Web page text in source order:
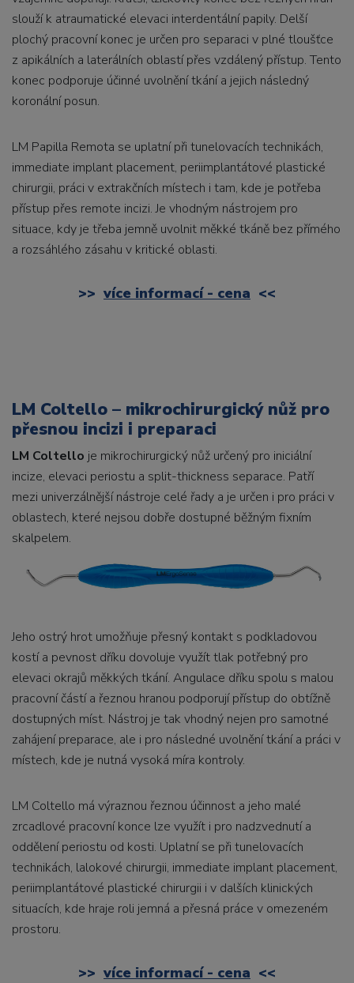
slouží k atraumatické elevaci interdentální papily. Delší
plochý pracovní konec je určen pro separaci v plné tloušťce
z apikálních a laterálních oblastí přes vzdálený přístup. Tento
konec podporuje účinné uvolnění tkání a jejich následný
koronální posun.
LM Papilla Remota se uplatní při tunelovacích technikách,
immediate implant placement, periimplantátové plastické
chirurgii, práci v extrakčních místech i tam, kde je potřeba
přístup přes remote incizi. Je vhodným nástrojem pro
situace, kdy je třeba jemně uvolnit měkké tkáně bez přímého
a rozsáhlého zásahu v kritické oblasti.
>> více informací - cena <<
LM Coltello – mikrochirurgický nůž pro
přesnou incizi i preparaci
LM Coltello je mikrochirurgický nůž určený pro iniciální
incize, elevaci periostu a split-thickness separace. Patří
mezi univerzálnější nástroje celé řady a je určen i pro práci v
oblastech, které nejsou dobře dostupné běžným fixním
skalpelem.
Jeho ostrý hrot umožňuje přesný kontakt s podkladovou
kostí a pevnost dříku dovoluje využít tlak potřebný pro
elevaci okrajů měkkých tkání. Angulace dříku spolu s malou
pracovní částí a řeznou hranou podporují přístup do obtížně
dostupných míst. Nástroj je tak vhodný nejen pro samotné
zahájení preparace, ale i pro následné uvolnění tkání a práci v
místech, kde je nutná vysoká míra kontroly.
LM Coltello má výraznou řeznou účinnost a jeho malé
zrcadlové pracovní konce lze využít i pro nadzvednutí a
oddělení periostu od kosti. Uplatní se při tunelovacích
technikách, lalokové chirurgii, immediate implant placement,
periimplantátové plastické chirurgii i v dalších klinických
situacích, kde hraje roli jemná a přesná práce v omezeném
prostoru.
>> více informací - cena <<